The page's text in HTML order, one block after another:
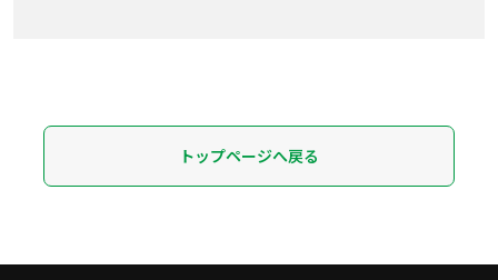
トップページへ戻る